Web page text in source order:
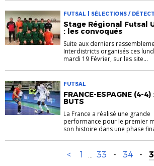
FUTSAL | SÉLECTIONS /
Stage Régional Futsal
: les convoqués
Suite aux derniers
Interdistricts organisés ces
mardi 19 Février, sur les site...
FUTSAL
FRANCE-ESPAGNE (4-4)
BUTS
La France a réalisé une grande
performance pour le premier
son histoire dans une phase
< 1 ... 33 - 34 -